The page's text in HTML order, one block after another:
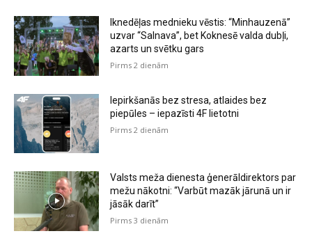
Iknedēļas mednieku vēstis: “Minhauzenā”
uzvar “Salnava”, bet Koknesē valda dubļi,
azarts un svētku gars
Pirms 2 dienām
Iepirkšanās bez stresa, atlaides bez
piepūles – iepazīsti 4F lietotni
Pirms 2 dienām
Valsts meža dienesta ģenerāldirektors par
mežu nākotni: “Varbūt mazāk jārunā un ir
jāsāk darīt”
Pirms 3 dienām